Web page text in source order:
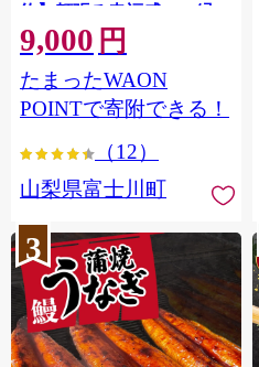
約】頬張る幸福感 〜緑の
宝石・ シャインマスカッ
ト 〜 １ｋｇ以上（２〜３
房） フルーツ 山梨県産 果
物 くだもの シャイン マス
大粒 種なし 先行予約 富士
円 九千円
9,000 円
たまったWAON
POINTで寄附できる！
（12）
山梨県富士川町
3